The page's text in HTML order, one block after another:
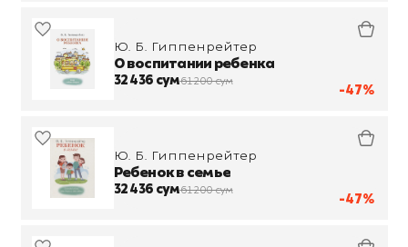
-47%
Ю. Б. Гиппенрейтер
О воспитании ребенка
32 436 сум61 200 сум
-47%
Ю. Б. Гиппенрейтер
Ребенок в семье
32 436 сум61 200 сум